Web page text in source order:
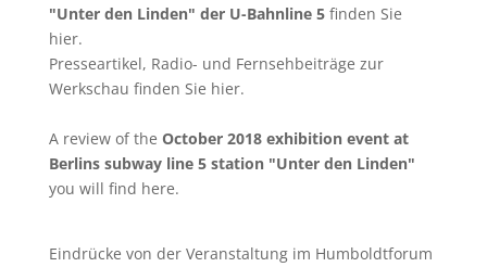
"Unter den Linden" der U-Bahnline 5finden Sie
hier.
Presseartikel, Radio- und Fernsehbeiträge zur
Werkschau finden Sie hier.
A review of the October 2018 exhibition event at
Berlins subway line 5 station "Unter den Linden"
you will find here.
Eindrücke von der Veranstaltung im Humboldtforum